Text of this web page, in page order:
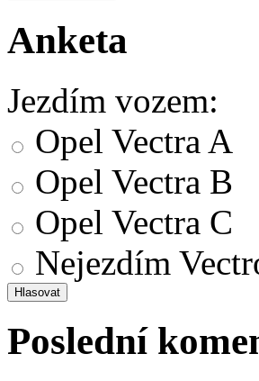
Anketa
Jezdím vozem:
Opel Vectra A
Opel Vectra B
Opel Vectra C
Nejezdím
Poslední